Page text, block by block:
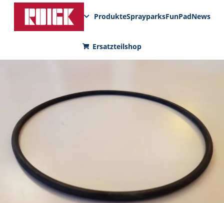
ProdukteSprayparksFunPadNews
Ersatzteilshop